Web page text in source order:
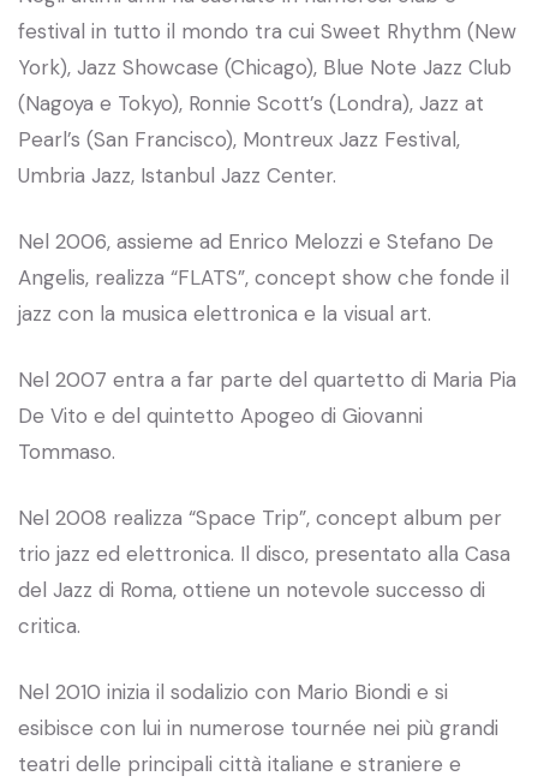
festival in tutto il mondo tra cui Sweet Rhythm (New
York), Jazz Showcase (Chicago), Blue Note Jazz Club
(Nagoya e Tokyo), Ronnie Scott’s (Londra), Jazz at
Pearl’s (San Francisco), Montreux Jazz Festival,
Umbria Jazz, Istanbul Jazz Center.
Nel 2006, assieme ad Enrico Melozzi e Stefano De
Angelis, realizza “FLATS”, concept show che fonde il
jazz con la musica elettronica e la visual art.
Nel 2007 entra a far parte del quartetto di Maria Pia
De Vito e del quintetto Apogeo di Giovanni
Tommaso.
Nel 2008 realizza “Space Trip”, concept album per
trio jazz ed elettronica. Il disco, presentato alla Casa
del Jazz di Roma, ottiene un notevole successo di
critica.
Nel 2010 inizia il sodalizio con Mario Biondi e si
esibisce con lui in numerose tournée nei più grandi
teatri delle principali città italiane e straniere e